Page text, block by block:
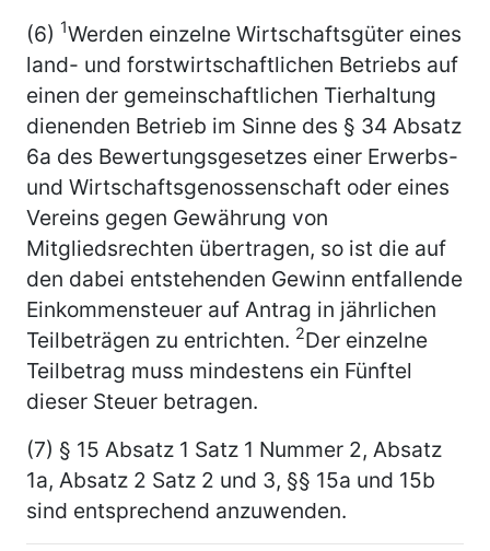
(6) 1Werden einzelne Wirtschaftsgüter eines
land- und forstwirtschaftlichen Betriebs auf
einen der gemeinschaftlichen Tierhaltung
dienenden Betrieb im Sinne des § 34 Absatz
6a des Bewertungsgesetzes einer Erwerbs-
und Wirtschaftsgenossenschaft oder eines
Vereins gegen Gewährung von
Mitgliedsrechten übertragen, so ist die auf
den dabei entstehenden Gewinn entfallende
Einkommensteuer auf Antrag in jährlichen
Teilbeträgen zu entrichten. 2Der einzelne
Teilbetrag muss mindestens ein Fünftel
dieser Steuer betragen.
(7) § 15 Absatz 1 Satz 1 Nummer 2, Absatz
1a, Absatz 2 Satz 2 und 3, §§ 15a und 15b
sind entsprechend anzuwenden.